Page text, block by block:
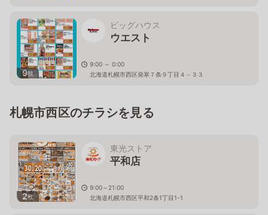
9枚
ビッグハウス
ウエスト
9:00 ～ 0:00
北海道札幌市西区発寒７条９丁目４－３３
札幌市西区のチラシを見る
2枚
東光ストア
平和店
9:00～21:00
北海道札幌市西区平和2条1丁目1-1